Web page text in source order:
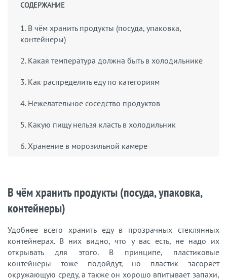
СОДЕРЖАНИЕ
1. В чём хранить продукты (посуда, упаковка,
контейнеры)
2. Какая температура должна быть в холодильнике
3. Как распределить еду по категориям
4. Нежелательное соседство продуктов
5. Какую пищу нельзя класть в холодильник
6. Хранение в морозильной камере
В чём хранить продукты (посуда, упаковка,
контейнеры)
Удобнее всего хранить еду в прозрачных стеклянных
контейнерах. В них видно, что у вас есть, не надо их
открывать для этого. В принципе, пластиковые
контейнеры тоже подойдут, но пластик засоряет
окружающую среду, а также он хорошо впитывает запахи,